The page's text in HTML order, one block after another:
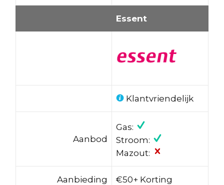
Essent
Klantvriendelijk
Aanbod
Gas:
Stroom:
Mazout:
Aanbieding €50+ Korting